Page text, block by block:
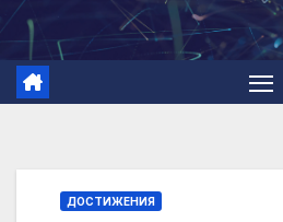
Перейти
содержимому
ДОСТИЖЕНИЯ